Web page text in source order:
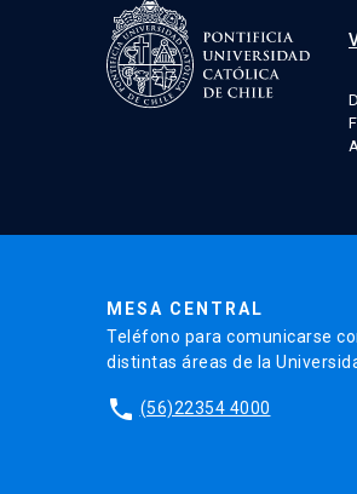
MESA CENTRAL
Teléfono para comunicarse
distintas áreas de la
phone (56)22354 4000